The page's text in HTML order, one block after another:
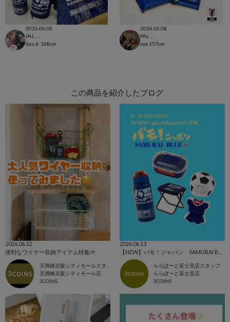
2026.06.08
Suu☺︎ 168cm
2026.06.08
aya 157cm
この商品を紹介したブログ
2026.06.22
便利なワイヤー収納アイテム特集🌱
天満橋京阪シティモールスタッフ
天満橋京阪シティモール店
3COINS
2026.06.13
ららぽーと富士見店スタッフ
ららぽーと富士見店
3COINS